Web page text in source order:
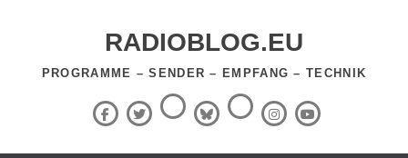
RADIOBLOG.EU
PROGRAMME – SENDER – EMPFANG – TECHNIK
Facebook
X
(Twitter)
ThreadsBlueSky
RSS-
Feed InstagramYouTube